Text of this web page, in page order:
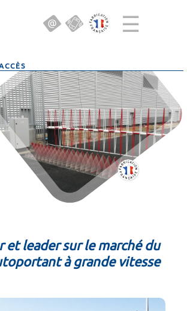
☰
et leader sur le marché du
à grande vitesse